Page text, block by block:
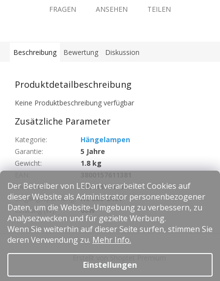
Der Betreiber von LEDart verarbeitet Cookies auf
dieser Website als Administrator personenbezogener
Daten, um die Website-Umgebung zu verbessern, zu
Analysezwecken und für gezielte Werbung.
Wenn Sie weiterhin auf dieser Seite surfen, stimmen Sie
deren Verwendung zu. Mehr Info.
Einstellungen
FRAGEN ANSEHEN TEILEN
Beschreibung Bewertung Diskussion
Produktdetailbeschreibung
Keine Produktbeschreibung verfügbar
Zusätzliche Parameter
Kategorie:
Hängelampen
Garantie:
5 Jahre
Gewicht:
1.8 kg
EAN Code:
3800157611381
Eingangsspannung
AC 220-240V
Leistung (W): 60W